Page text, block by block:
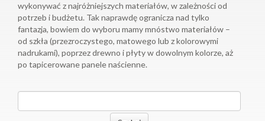
wykonywać z najróżniejszych materiałów, w zależności od
potrzeb i budżetu. Tak naprawdę ogranicza nad tylko
fantazja, bowiem do wyboru mamy mnóstwo materiałów –
od szkła (przezroczystego, matowego lub z kolorowymi
nadrukami), poprzez drewno i płyty w dowolnym kolorze, aż
po tapicerowane panele naścienne.